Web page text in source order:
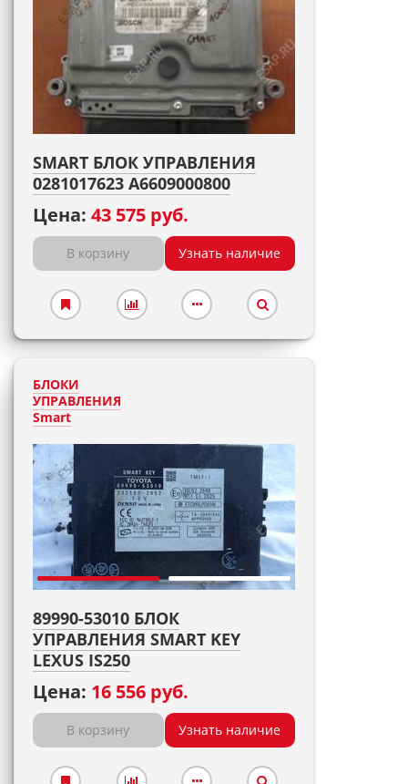
SMART БЛОК УПРАВЛЕНИЯ
0281017623 A6609000800
Цена: 43 575 руб.
В корзину Узнать наличие
БЛОКИ
УПРАВЛЕНИЯ
Smart
89990-53010 БЛОК
УПРАВЛЕНИЯ SMART KEY
LEXUS IS250
Цена: 16 556 руб.
В корзину Узнать наличие